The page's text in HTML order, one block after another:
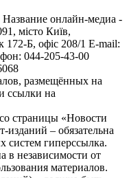
онлайн-медиа -
місто Київ,
Б, офіс 208/1 E-mail:
044-205-43-00
размещённых на
ссылки на
страницы «Новости
– обязательна
систем гиперссылка.
в независимости от
материалов.